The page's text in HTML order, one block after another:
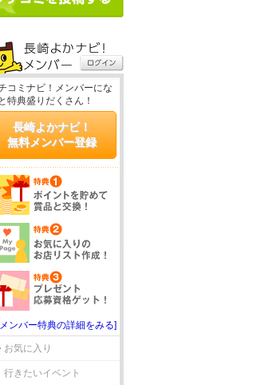
コミナビ！メンバーにな
特典盛りだくさん！
長崎よかナビ！
無料メンバー登録
ンバー特典の詳細をみる]
お気に入り
行きたいイベント